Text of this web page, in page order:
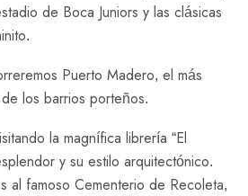
de Boca Juniors y las clásicas
Puerto Madero, el más
los barrios porteños.
la magnífica librería “El
y su estilo arquitectónico.
al famoso Cementerio de Recoleta,